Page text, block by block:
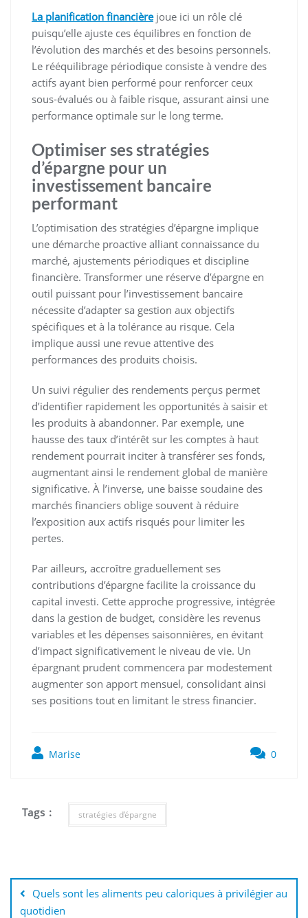
La planification financièrejoue ici un rôle clé
puisqu’elle ajuste ces équilibres en fonction de
l’évolution des marchés et des besoins personnels.
Le rééquilibrage périodique consiste à vendre des
actifs ayant bien performé pour renforcer ceux
sous-évalués ou à faible risque, assurant ainsi une
performance optimale sur le long terme.
Optimiser ses stratégies
d’épargne pour un
investissement bancaire
performant
L’optimisation des stratégies d’épargne implique
une démarche proactive alliant connaissance du
marché, ajustements périodiques et discipline
financière. Transformer une réserve d’épargne en
outil puissant pour l’investissement bancaire
nécessite d’adapter sa gestion aux objectifs
spécifiques et à la tolérance au risque. Cela
implique aussi une revue attentive des
performances des produits choisis.
Un suivi régulier des rendements perçus permet
d’identifier rapidement les opportunités à saisir et
les produits à abandonner. Par exemple, une
hausse des taux d’intérêt sur les comptes à haut
rendement pourrait inciter à transférer ses fonds,
augmentant ainsi le rendement global de manière
significative. À l’inverse, une baisse soudaine des
marchés financiers oblige souvent à réduire
l’exposition aux actifs risqués pour limiter les
pertes.
Par ailleurs, accroître graduellement ses
contributions d’épargne facilite la croissance du
capital investi. Cette approche progressive, intégrée
dans la gestion de budget, considère les revenus
variables et les dépenses saisonnières, en évitant
d’impact significativement le niveau de vie. Un
épargnant prudent commencera par modestement
augmenter son apport mensuel, consolidant ainsi
ses positions tout en limitant le stress financier.
Marise 0
Tags : stratégies d’épargne
de
l’article
Quels sont les aliments peu caloriques à privilégier au
quotidien